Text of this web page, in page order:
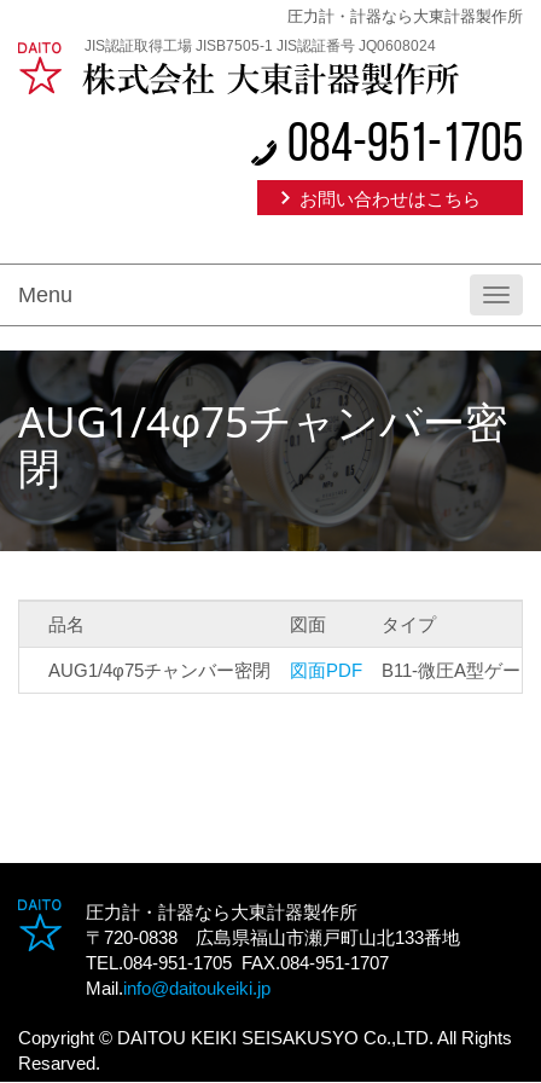
圧力計・計器なら大東計器製作所
JIS認証取得工場 JISB7505-1 JIS認証番号 JQ0608024
084-951-1705
お問い合わせはこちら
Menu
AUG1/4φ75チャンバー密
閉
品名 図面 タイプ
AUG1/4φ75チャンバー密閉 図面PDF B11-微圧A型ゲージ
圧力計・計器なら大東計器製作所
〒720-0838 広島県福山市瀬戸町山北133番地
TEL.084-951-1705 FAX.084-951-1707
Mail.info@daitoukeiki.jp
Copyright © DAITOU KEIKI SEISAKUSYO Co.,LTD. All Rights
Resarved.